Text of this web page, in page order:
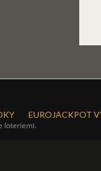
EUROJACKPOT
loteriemi.